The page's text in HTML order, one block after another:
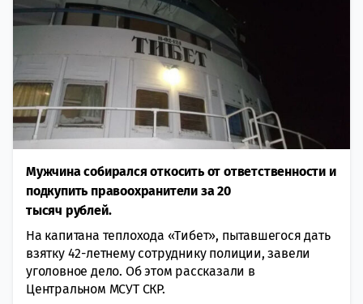
Мужчина собирался откосить от ответственности и
подкупить правоохранители за 20
тысяч рублей.
На капитана теплохода «Тибет», пытавшегося дать
взятку 42-летнему сотруднику полиции, завели
уголовное дело. Об этом рассказали в
Центральном МСУТ СКР.